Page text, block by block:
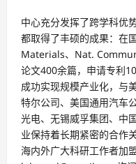
中心充分发挥了跨学科优
都取得了丰硕的成果：在
Materials、Nat.
论文400余篇，申请专利
成功实现规模产业化，与
特尔公司、美国通用汽车
光电、无锡威孚集团、中
业保持着长期紧密的合作
海内外广大科研工作者加